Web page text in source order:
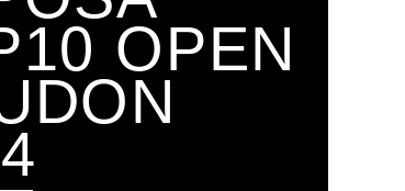
OPEN